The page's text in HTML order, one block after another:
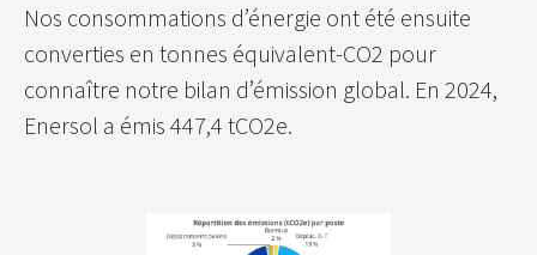
Nos consommations d’énergie ont été ensuite
converties en tonnes équivalent-CO2 pour
connaître notre bilan d’émission global. En 2024,
Enersol a émis 447,4 tCO2e.